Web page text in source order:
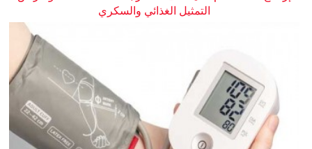
التمثيل الغذائي والسكري